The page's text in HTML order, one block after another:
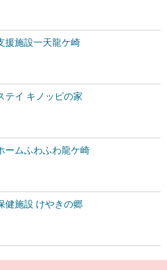
援施設一天龍ケ崎
テイ キノッピの家
ームふわふわ龍ケ崎
健施設 けやきの郷